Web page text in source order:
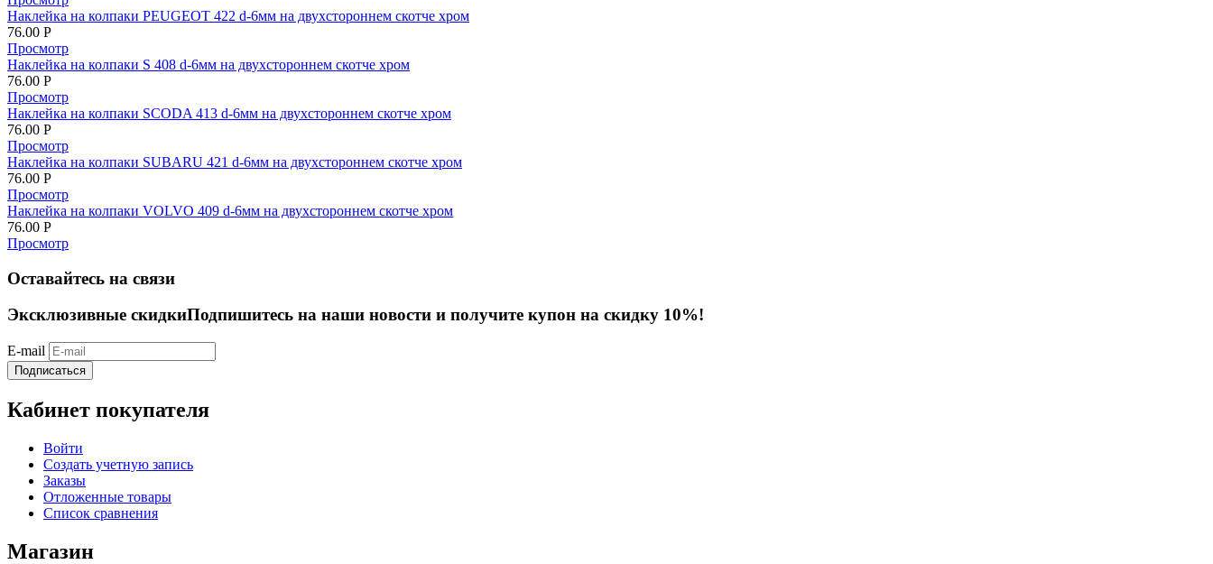
Наклейка на колпаки PEUGEOT 422 d-6мм на двухстороннем скотче хром
76.00 Р
Просмотр
Наклейка на колпаки S 408 d-6мм на двухстороннем скотче хром
76.00 Р
Просмотр
Наклейка на колпаки SCODA 413 d-6мм на двухстороннем скотче хром
76.00 Р
Просмотр
Наклейка на колпаки SUBARU 421 d-6мм на двухстороннем скотче хром
76.00 Р
Просмотр
Наклейка на колпаки VOLVO 409 d-6мм на двухстороннем скотче хром
76.00 Р
Просмотр
Оставайтесь на связи
Эксклюзивные скидкиПодпишитесь на наши новости и получите купон на скидку 10%!
E-mail
Подписаться
Кабинет покупателя
Войти
Создать учетную запись
Заказы
Отложенные товары
Список сравнения
Магазин